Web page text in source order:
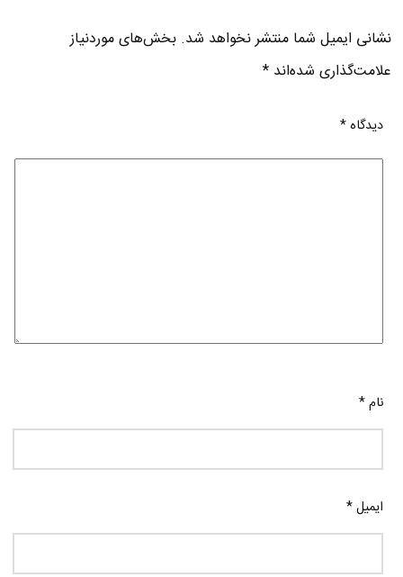
نشانی ایمیل شما منتشر نخواهد شد. بخش‌های موردنیاز
علامت‌گذاری شده‌اند*
دیدگاه*
نام*
ایمیل*